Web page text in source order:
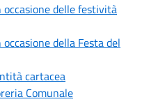
delle festività
della Festa del
cartacea
Comunale